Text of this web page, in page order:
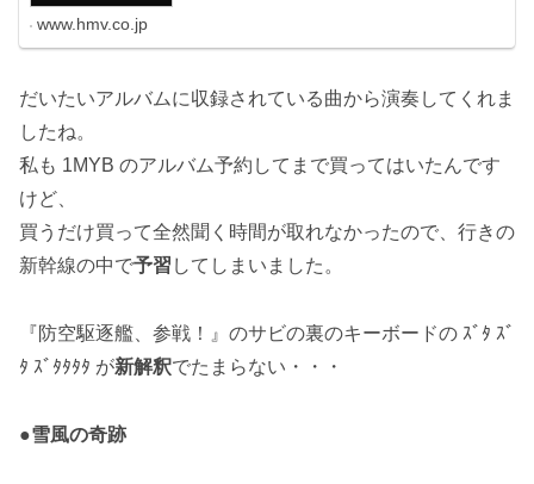
www.hmv.co.jp
だいたいアルバムに収録されている曲から演奏してくれま
したね。
私も 1MYB のアルバム予約してまで買ってはいたんです
けど、
買うだけ買って全然聞く時間が取れなかったので、行きの
新幹線の中で予習 してしまいました。
『防空駆逐艦、参戦！』のサビの裏のキーボードの ｽﾞﾀ ｽﾞ
ﾀ ｽﾞﾀﾀﾀﾀ が新解釈でたまらない・・・
●雪風の奇跡